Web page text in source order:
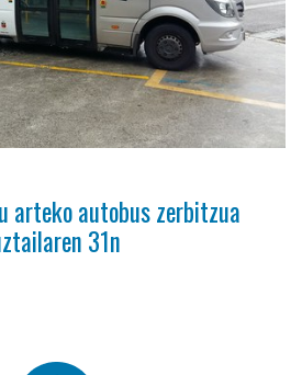
arteko autobus zerbitzua
31n